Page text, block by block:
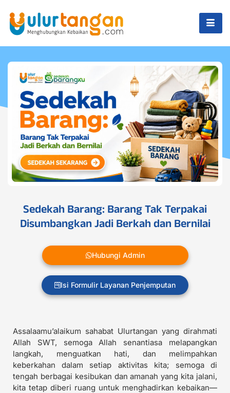
Sedekah Barang: Barang Tak Terpakai
Disumbangkan Jadi Berkah dan Bernilai
Hubungi Admin
Isi Formulir Layanan Penjemputan
Assalaamu’alaikum sahabat Ulurtangan yang dirahmati
Allah SWT, semoga Allah senantiasa melapangkan
langkah, menguatkan hati, dan melimpahkan
keberkahan dalam setiap aktivitas kita; semoga di
tengah berbagai kesibukan dan amanah yang kita jalani,
kita tetap diberi ruang untuk menghadirkan kebaikan—